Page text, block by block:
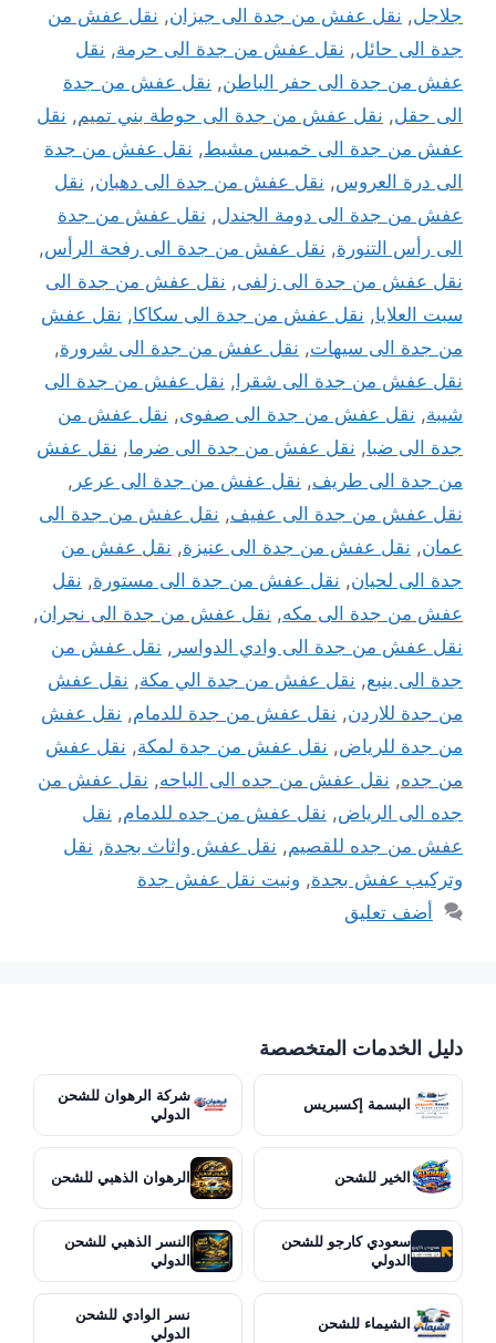
جلاجل, نقل عفش من جدة الى جيزان, نقل عفش من
جدة الى حائل, نقل عفش من جدة الى حرمة, نقل
عفش من جدة الى حفر الباطن, نقل عفش من جدة
الى حقل, نقل عفش من جدة الى حوطة بني تميم, نقل
عفش من جدة الى خميس مشيط, نقل عفش من جدة
الى درة العروس, نقل عفش من جدة الى دهبان, نقل
عفش من جدة الى دومة الجندل, نقل عفش من جدة
الى رأس التنورة, نقل عفش من جدة الى رفحة الرأس,
نقل عفش من جدة الى زلفى, نقل عفش من جدة الى
سبت العلايا, نقل عفش من جدة الى سكاكا, نقل عفش
من جدة الى سيهات, نقل عفش من جدة الى شرورة,
نقل عفش من جدة الى شقرا, نقل عفش من جدة الى
شيبة, نقل عفش من جدة الى صفوى, نقل عفش من
جدة الى ضبا, نقل عفش من جدة الى ضرما, نقل عفش
من جدة الى طريف, نقل عفش من جدة الى عرعر ,
نقل عفش من جدة الى عفيف, نقل عفش من جدة الى
عمان, نقل عفش من جدة الى عنيزة, نقل عفش من
جدة الى لحيان, نقل عفش من جدة الى مستورة, نقل
عفش من جدة الى مكه, نقل عفش من جدة الى نجران,
نقل عفش من جدة الى وادي الدواسر , نقل عفش من
جدة الى ينبع, نقل عفش من جدة الي مكة, نقل عفش
من جدة للاردن, نقل عفش من جدة للدمام, نقل عفش
من جدة للرياض, نقل عفش من جدة لمكة, نقل عفش
من جده, نقل عفش من جده الى الباحه, نقل عفش من
جده الى الرياض, نقل عفش من جده للدمام, نقل
عفش من جده للقصيم, نقل عفش واثاث بجدة, نقل
وتركيب عفش بجدة, ونيت نقل عفش جدة
أضف تعليق
دليل الخدمات المتخصصة
البسمة إكسبريس
شركة الرهوان للشحن
الدولي
الخير للشحن الرهوان الذهبي للشحن
سعودي كارجو للشحن
الدولي
النسر الذهبي للشحن
الدولي
الشيماء للشحن
نسر الوادي للشحن
الدولي